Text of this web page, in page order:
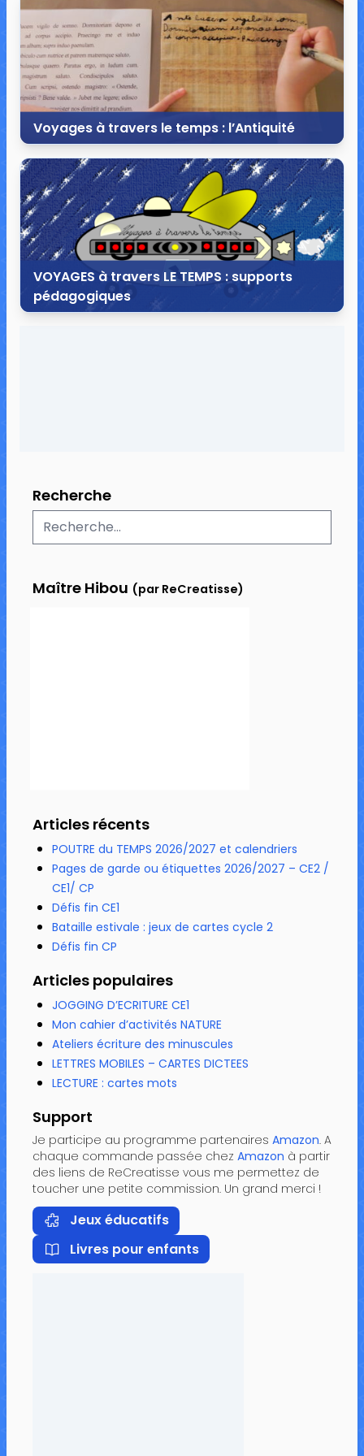
8 commentaires
74 223 vues
Voyages à travers le temps : l’Antiquité
15 décembre 2018
1 commentaire
16 044 vues
VOYAGES à travers LE TEMPS : supports
pédagogiques
Recherche
Maître Hibou (par ReCreatisse)
Articles récents
POUTRE du TEMPS 2026/2027 et calendriers
Pages de garde ou étiquettes 2026/2027 – CE2 /
CE1/ CP
Défis fin CE1
Bataille estivale : jeux de cartes cycle 2
Défis fin CP
Articles populaires
JOGGING D’ECRITURE CE1
Mon cahier d’activités NATURE
Ateliers écriture des minuscules
LETTRES MOBILES – CARTES DICTEES
LECTURE : cartes mots
Support
Je participe au programme partenaires Amazon. A
chaque commande passée chez Amazon à partir
des liens de ReCreatisse vous me permettez de
toucher une petite commission. Un grand merci !
Jeux éducatifs
Livres pour enfants